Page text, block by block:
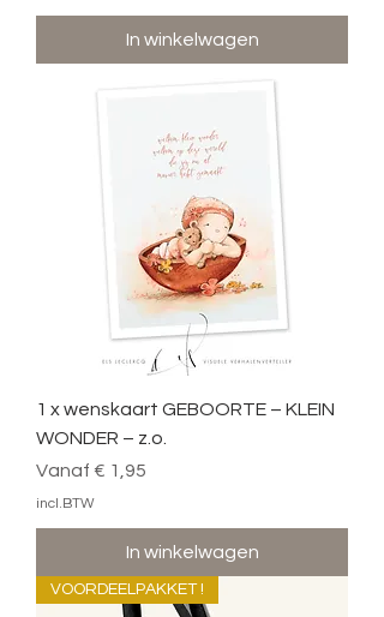
In winkelwagen
1 x wenskaart GEBOORTE – KLEIN
WONDER – z.o.
Vanaf € 1,95
Verkoopprijs
incl.BTW
In winkelwagen
VOORDEELPAKKET !